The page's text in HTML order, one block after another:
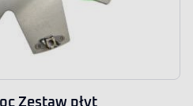
Zestaw płyt